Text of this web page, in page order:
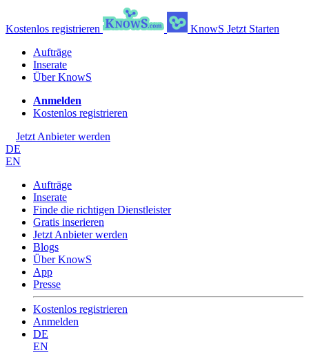
Kostenlos registrieren KnowS Jetzt Starten
Aufträge
Inserate
Über KnowS
Anmelden
Kostenlos registrieren
Jetzt Anbieter werden
DE
EN
Aufträge
Inserate
Finde die richtigen Dienstleister
Gratis inserieren
Jetzt Anbieter werden
Blogs
Über KnowS
App
Presse
Kostenlos registrieren
Anmelden
DE
EN